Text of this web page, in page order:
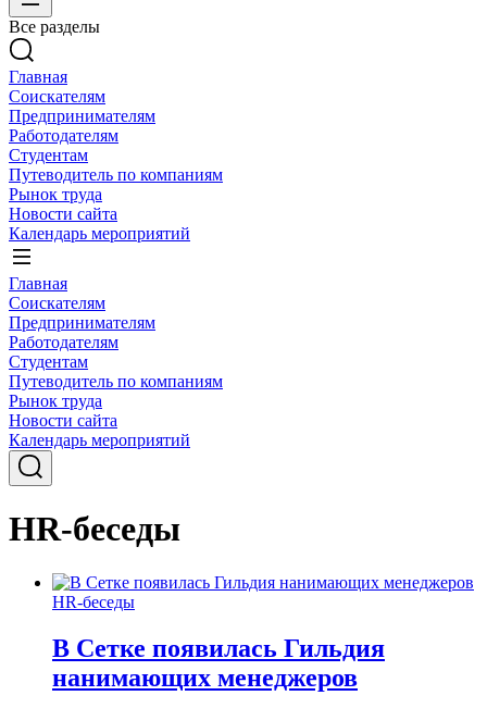
Все разделы
Главная
Соискателям
Предпринимателям
Работодателям
Студентам
Путеводитель по компаниям
Рынок труда
Новости сайта
Календарь мероприятий
Главная
Соискателям
Предпринимателям
Работодателям
Студентам
Путеводитель по компаниям
Рынок труда
Новости сайта
Календарь мероприятий
HR-беседы
HR-беседы
В Сетке появилась Гильдия
нанимающих менеджеров